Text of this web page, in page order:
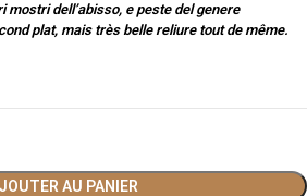
mostri dell’abisso, e peste del genere
plat, mais très belle reliure tout de même.
AU PANIER